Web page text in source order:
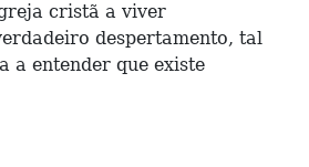
cristã a viver
despertamento, tal
a entender que existe